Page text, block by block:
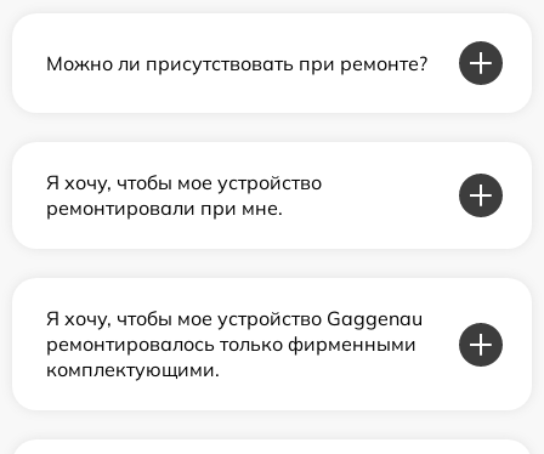
Можно ли присутствовать при ремонте?
Я хочу, чтобы мое устройство
ремонтировали при мне.
Я хочу, чтобы мое устройство Gaggenau
ремонтировалось только фирменными
комплектующими.